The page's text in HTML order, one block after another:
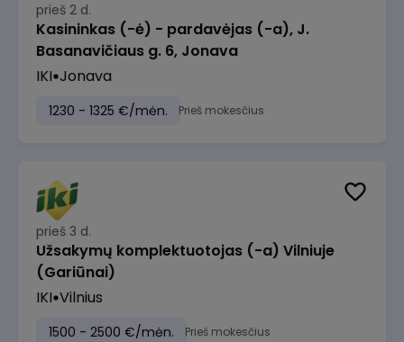
prieš 2 d.
Kasininkas (-ė) - pardavėjas (-a), J.
Basanavičiaus g. 6, Jonava
IKI Jonava
1230 - 1325 €/mėn. Prieš mokesčius
prieš 3 d.
Užsakymų komplektuotojas (-a) Vilniuje
(Gariūnai)
IKI Vilnius
1500 - 2500 €/mėn. Prieš mokesčius